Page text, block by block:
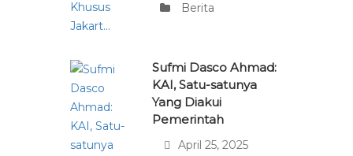
Berita
Sufmi Dasco Ahmad:
KAI, Satu-satunya
Yang Diakui
Pemerintah
April 25, 2025